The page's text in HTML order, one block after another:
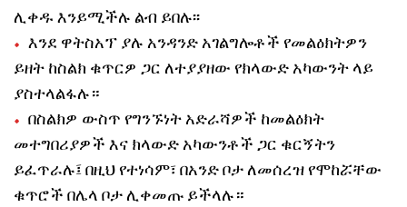
ሊቀዱ እንይሚችሉ ልብ ይበሉ፡፡
እንደ ዋትስአፕ ያሉ አንዳንድ አገልግሎቶች የመልዕክትዎን
ይዘት ከስልክ ቁጥርዎ ጋር ለተያያዘው የክላውድ አካውንት ላይ
ያስተላልፋሉ።
በስልክዎ ውስጥ የግንኙነት አድራሻዎች ከመልዕክት
መተግበሪያዎች እና ክላውድ አካውንቶች ጋር ቁርኝትን
ይፈጥራሉ፤ በዚህ የተነሳም፣ በአንድ ቦታ ለመሰረዝ የሞከሯቸው
ቁጥሮች በሌላ ቦታ ሊቀመጡ ይችላሉ።